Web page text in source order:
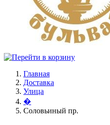
Главная
Доставка
Улица
�
Соловьиный пр.